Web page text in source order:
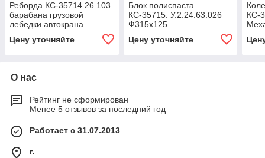
Реборда КС-35714.26.103
барабана грузовой
лебедки автокрана
КС-45717
Цену уточняйте
Блок полиспаста
КС-35715. У.2.24.63.026
Ф315х125
Цену уточняйте
КС-
КС-
О нас
Рейтинг не сформирован
Менее 5 отзывов за последний год
Работает с 31.07.2013
г.